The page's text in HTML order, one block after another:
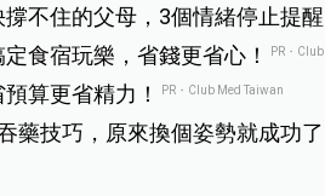
不住的父母，3個情緒停止提醒
食宿玩樂，省錢更省心！
PR・
算更省精力！ PR・Club Med Taiwan
藥技巧，原來換個姿勢就成功了